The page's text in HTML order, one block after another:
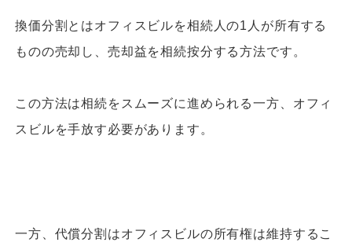
換価分割とはオフィスビルを相続人の1人が所有する
ものの売却し、売却益を相続按分する方法です。
この方法は相続をスムーズに進められる一方、オフィ
スビルを手放す必要があります。
一方、代償分割はオフィスビルの所有権は維持するこ